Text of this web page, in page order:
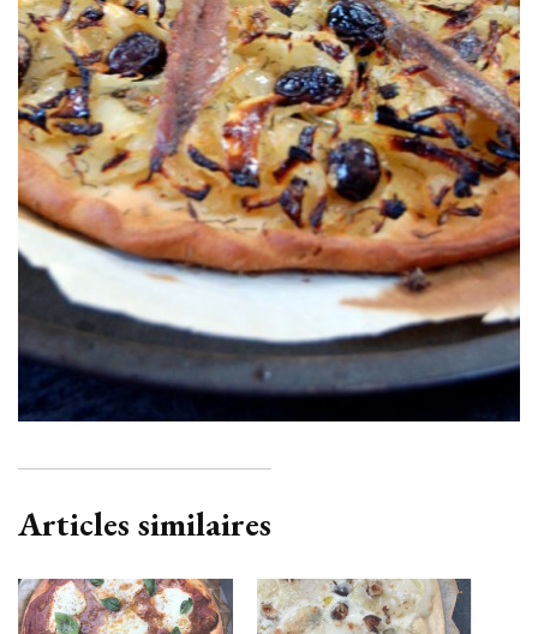
Articles similaires